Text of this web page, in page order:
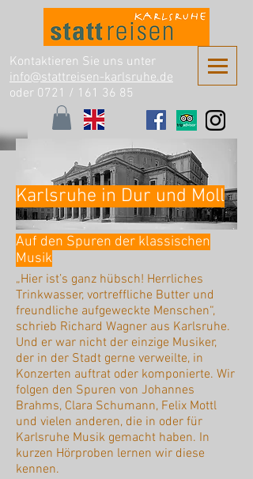
Kontaktieren Sie uns unter
info@stattreisen-karlsruhe.de
oder 0721 / 161 36 85
Karlsruhe in Dur und Moll
Auf den Spuren der klassischen
Musik
„Hier ist’s ganz hübsch! Herrliches
Trinkwasser, vortreffliche Butter und
freundliche aufgeweckte Menschen“,
schrieb Richard Wagner aus Karlsruhe.
Und er war nicht der einzige Musiker,
der in der Stadt gerne verweilte, in
Konzerten auftrat oder komponierte. Wir
folgen den Spuren von Johannes
Brahms, Clara Schumann, Felix Mottl
und vielen anderen, die in oder für
Karlsruhe Musik gemacht haben. In
kurzen Hörproben lernen wir diese
kennen.